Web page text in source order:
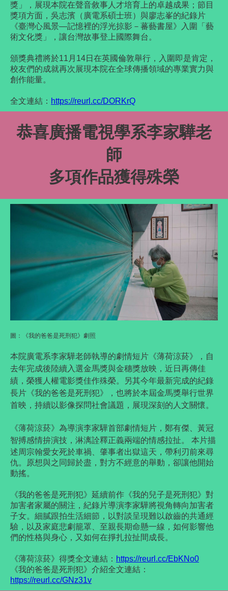
獎」，展現本院在聲音敘事人才培育上的卓越成果；節目
獎項方面，吳志濱（廣電系碩士班）與廖志峯的紀錄片
《臺灣心風景—記憶裡的浮光掠影－蕃藝書屋》入圍「藝
術文化獎」，讓台灣故事登上國際舞台。
頒獎典禮將於11月14日在英國倫敦舉行，入圍即是肯定，
校友們的成就再次展現本院在全球傳播領域的專業實力與
創作能量。
全文連結： https://reurl.cc/DORKrQ
恭喜廣播電視學系李家驊老
師
多項作品獲得殊榮
圖： 《我的爸爸是死刑犯》劇照
本院廣電系李家驊老師執導的劇情短片《薄荷涼菸》，自
去年完成後陸續入選金馬獎與金穗獎放映，近日再傳佳
績，榮獲人權電影獎佳作殊榮。另其今年最新完成的紀錄
長片《我的爸爸是死刑犯》，也將於本屆金馬獎舉行世界
首映，持續以影像探問社會議題，展現深刻的人文關懷。
《薄荷涼菸》為導演李家驊首部劇情短片 ，鄭有傑、黃冠
智搏感情拚演技，淋漓詮釋正義兩端的情感拉扯。 本片描
述周宗翰愛女死於車禍、肇事者出獄這天，帶利刃前來尋
仇。原想與之同歸於盡，對方不經意的舉動，卻讓他開始
動搖。
《我的爸爸是死刑犯》 延續前作《我的兒子是死刑犯》對
加害者家屬的關注，紀錄片導演李家驊將視角轉向加害者
子女。細膩跟拍生活細節，以對談呈現難以啟齒的共通經
驗，以及家庭悲劇籠罩、至親長期命懸一線，如何影響他
們的性格與身心，又如何在掙扎拉扯間成長。
《薄荷涼菸》得獎全文連結： https://reurl.cc/EbKNo0
《我的爸爸是死刑犯》介紹全文連結：
https://reurl.cc/GNz31v